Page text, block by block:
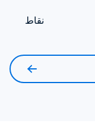
نقاط